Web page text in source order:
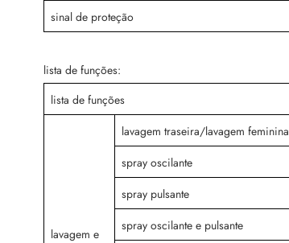
sinal de proteção
lista de funções:
lista de funções
lavagem e
lavagem traseira/lavagem feminina
spray oscilante
spray pulsante
spray oscilante e pulsante